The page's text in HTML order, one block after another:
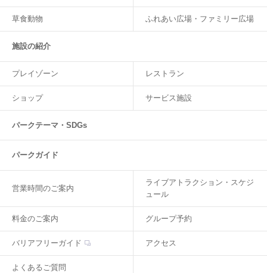
草食動物 ふれあい広場・ファミリー広場
施設の紹介
プレイゾーン レストラン
ショップ サービス施設
パークテーマ・SDGs
パークガイド
営業時間のご案内
ライブアトラクション・スケジ
ュール
料金のご案内 グループ予約
バリアフリーガイド アクセス
よくあるご質問